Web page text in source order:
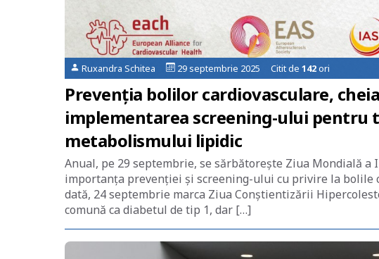
Ruxandra Schitea 29 septembrie 2025 Citit de 142ori
Prevenția bolilor cardiovasculare,
implementarea screening-ului pentru
metabolismului lipidic
Anual, pe 29 septembrie, se sărbătorește Ziua Mondială
importanța prevenției și screening-ului cu privire la bolile
dată, 24 septembrie marca Ziua Conștientizării
comună ca diabetul de tip 1, dar […]